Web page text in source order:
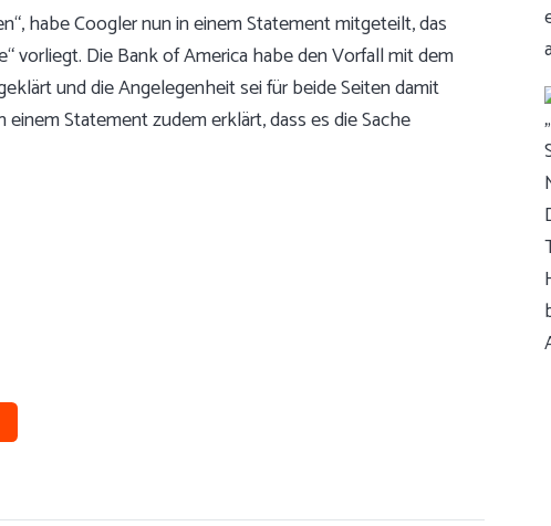
habe Coogler nun in einem Statement mitgeteilt,das
vorliegt. Die Bank of America habe den Vorfall mit dem
und die Angelegenheit sei für beide Seiten damit
Statement zudem erklärt, dass es die Sache